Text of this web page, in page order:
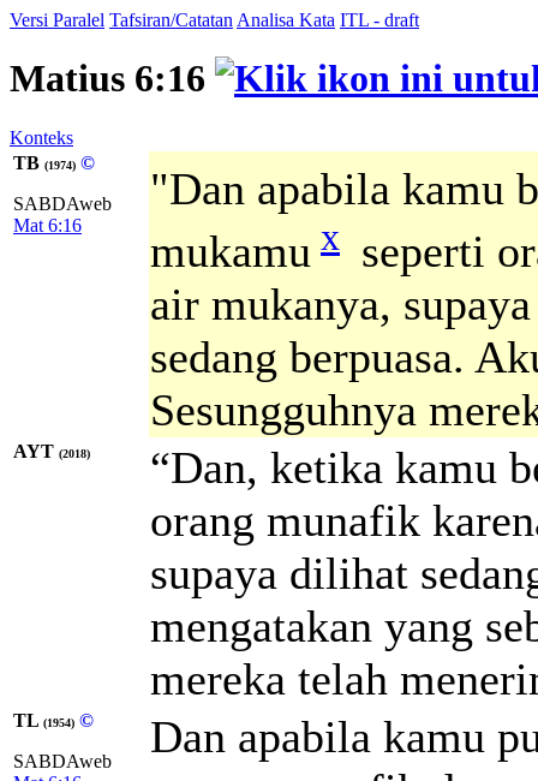
Versi Paralel Tafsiran/Catatan Analisa Kata ITL - draft
Matius 6:16
Konteks
TB (1974) ©
SABDAweb
Mat 6:16
"Dan apabila kamu
mukamu x seperti
air mukanya,
sedang berpuasa.
Sesungguhnya
AYT (2018)
“Dan, ketika kamu
orang munafik
supaya dilihat
mengatakan yang
mereka telah
TL (1954) ©
SABDAweb
Dan apabila kamu